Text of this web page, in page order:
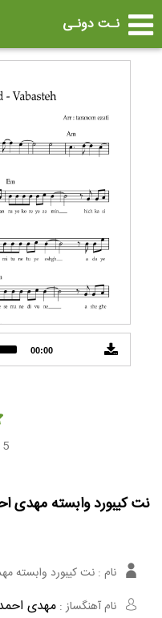
نـت دونـی
Audio
Player
00:00
5
نت کیبورد وابسته مهدی
نام : نت کیبورد وابسته
نام آهنگساز : مهدی